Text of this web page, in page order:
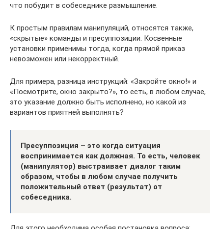
что побудит в собеседнике размышление.
К простым правилам манипуляций, относятся также,
«скрытые» команды и пресуппозиции. Косвенные
установки применимы тогда, когда прямой приказ
невозможен или некорректный.
Для примера, разница инструкций: «Закройте окно!» и
«Посмотрите, окно закрыто?», то есть, в любом случае,
это указание должно быть исполнено, но какой из
вариантов приятней выполнять?
Пресуппозиция – это когда ситуация
воспринимается как должная. То есть, человек
(манипулятор) выстраивает диалог таким
образом, чтобы в любом случае получить
положительный ответ (результат) от
собеседника.